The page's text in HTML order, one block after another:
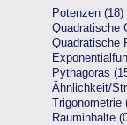
Potenzen (18)
Quadratische
Quadratische
Pythagoras
Ähnlichkeit/
Trigonometrie
Rauminhalte